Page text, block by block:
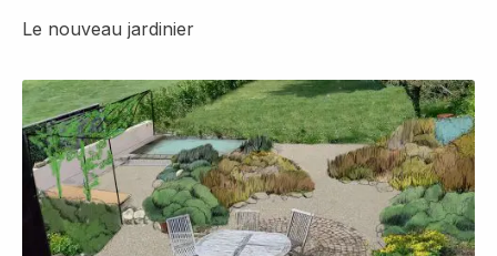
Le nouveau jardinier
Détail